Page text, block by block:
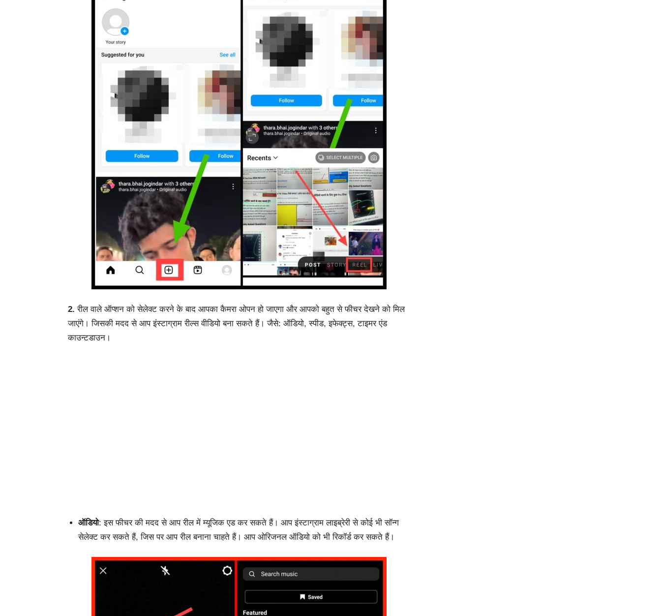
2.रील वाले ऑप्शन को सेलेक्ट करने के बाद आपका कैमरा ओपन हो जाएगा और आपको बहुत से फीचर देखने को मिल
जाएंगे।जिसकी मदद से आप इंस्टाग्राम रील्सवीडियोबना सकते हैं। जैसे: ऑडियो,स्पीड,इफेक्ट्स,टाइमर एंड
काउन्टडाउन।
ऑडियो:इस फीचर की मदद से आप रील में म्यूजिक एड कर सकते हैं। आप इंस्टाग्राम लाइब्रेरी से कोई भी सॉन्ग
सेलेक्ट कर सकते हैं,जिस पर आप रील बनाना चाहते हैं। आप ओरिजनल ऑडियो को भी रिकॉर्ड कर सकते हैं।